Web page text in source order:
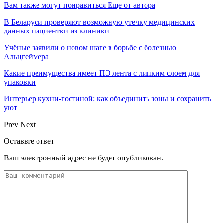
Вам также могут понравиться Еще от автора
В Беларуси проверяют возможную утечку медицинских
данных пациентки из клиники
Учёные заявили о новом шаге в борьбе с болезнью
Альцгеймера
Какие преимущества имеет ПЭ лента с липким слоем для
упаковки
Интерьер кухни-гостиной: как объединить зоны и сохранить
уют
Prev Next
Оставьте ответ
Ваш электронный адрес не будет опубликован.